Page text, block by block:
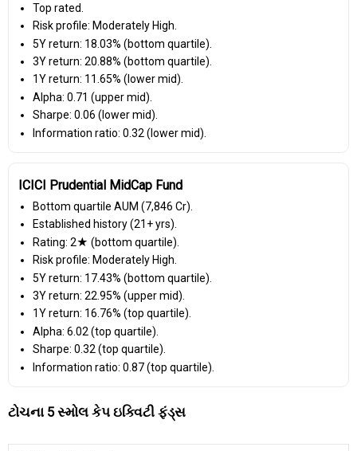
Top rated.
Risk profile: Moderately High.
5Y return: 18.03% (bottom quartile).
3Y return: 20.88% (bottom quartile).
1Y return: 11.65% (lower mid).
Alpha: 0.71 (upper mid).
Sharpe: 0.06 (lower mid).
Information ratio: 0.32 (lower mid).
ICICI Prudential MidCap Fund
Bottom quartile AUM (₹7,846 Cr).
Established history (21+ yrs).
Rating: 2★ (bottom quartile).
Risk profile: Moderately High.
5Y return: 17.43% (bottom quartile).
3Y return: 22.95% (upper mid).
1Y return: 16.76% (top quartile).
Alpha: 6.02 (top quartile).
Sharpe: 0.32 (top quartile).
Information ratio: 0.87 (top quartile).
ટોચના 5 સ્મોલ કેપ ઇક્વિટી ફંડ્સ